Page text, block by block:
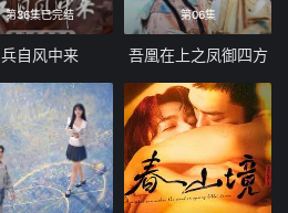
第36集已完结
兵自风中来
第06集
吾凰在上之凤御四方